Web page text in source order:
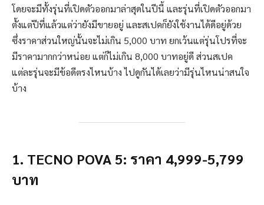
โดยจะมีทั้งรุ่นที่เปิดตัวออกมาล่าสุดในปีนี้ และรุ่นที่เปิดตัวออกมา
ตั้งแต่ปีที่แล้วแต่ว่ายังมีขายอยู่ และสเปคก็ยังใช้งานได้ดีอยู่ด้วย
ซึ่งราคาส่วนใหญ่นั้นจะไม่เกิน 5,000 บาท ยกเว้นแต่รุ่นโปรที่จะ
มีราคามากกว่าหน่อย แต่ก็ไม่เกิน 8,000 บาทอยู่ดี ส่วนสเปค
แต่ละรุ่นจะมีข้อดีตรงไหนบ้าง ไปดูกันได้เลยว่ามีรุ่นไหนน่าสนใจ
บ้าง
1. TECNO POVA 5: ราคา 4,999-5,799
บาท